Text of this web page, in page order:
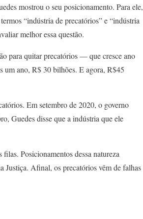
mostrou o seu posicionamento. Para ele,
“indústria de precatórios” e “indústria
melhor essa questão.
para quitar precatórios — que cresce ano
um ano, R$ 30 bilhões. E agora, R$45
Em setembro de 2020, o governo
Guedes disse que a indústria que ele
Posicionamentos dessa natureza
Justiça. Afinal, os precatórios vêm de falhas